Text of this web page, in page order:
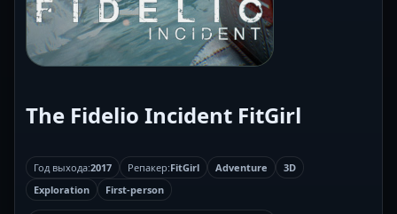
The Fidelio Incident FitGirl
Год выхода:2017 Репакер:FitGirl Adventure
3D
Exploration
First-person